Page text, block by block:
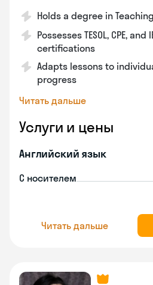
Holds a degree in
Possesses TESOL, CPE, and
certifications
Adapts lessons to
progress
Читать дальше
Услуги и цены
Английский язык
С носителем
Читать дальше